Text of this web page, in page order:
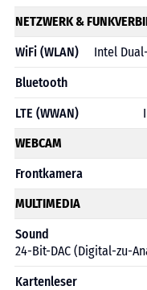
NETZWERK &
WiFi (WLAN)
Intel
Bluetooth
LTE (WWAN)
WEBCAM
Frontkamera
MULTIMEDIA
Sound
24-Bit-DAC (Digital-zu-
Kartenleser